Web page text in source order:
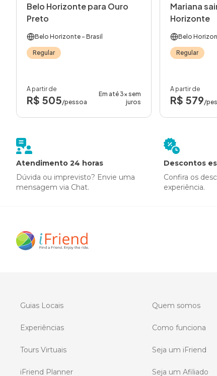
Belo Horizonte para Ouro
Preto
Belo Horizonte - Brasil
Regular
A partir de
R$ 505/pessoa
Em até 3x sem
juros
Mariana
Horizonte
Belo
Regular
A partir de
R$ 579/
Atendimento 24 horas
Dúvida ou imprevisto? Envie uma
mensagem via Chat.
Descontos
Confira os
experiência.
Guias Locais
Experiências
Tours Virtuais
iFriend Planner
Quem somos
Como funciona
Seja um iFriend
Seja um Afiliado